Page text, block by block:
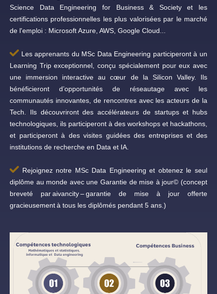
Science Data Engineering for Business & Society et les
certifications professionnelles les plus valorisées par le marché
de l'emploi : Microsoft Azure, AWS, Google Cloud...
Les apprenants du MSc Data Engineering participeront à un
Learning Trip exceptionnel, conçu spécialement pour eux avec
une immersion interactive au cœur de la Silicon Valley. Ils
bénéficieront d’opportunités de réseautage avec les
communautés innovantes, de rencontres avec les acteurs de la
Tech. Ils découvriront des accélérateurs de startups et hubs
technologiques, ils participeront à des workshops et hackathons,
et participeront à des visites guidées des entreprises et des
institutions de recherche en Data et IA.
Rejoignez notre MSc Data Engineering et obtenez le seul
diplôme au monde avec une Garantie de mise à jour© (concept
breveté par aivancity – garantie de mise à jour offerte
gracieusement à tous les diplômés pendant 5 ans.)